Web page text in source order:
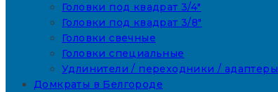
Головки под квадрат 3/4"
Головки под квадрат 3/8"
Головки свечные
Головки специальные
Удлинители / переходники / адаптеры
Домкраты в Белгороде